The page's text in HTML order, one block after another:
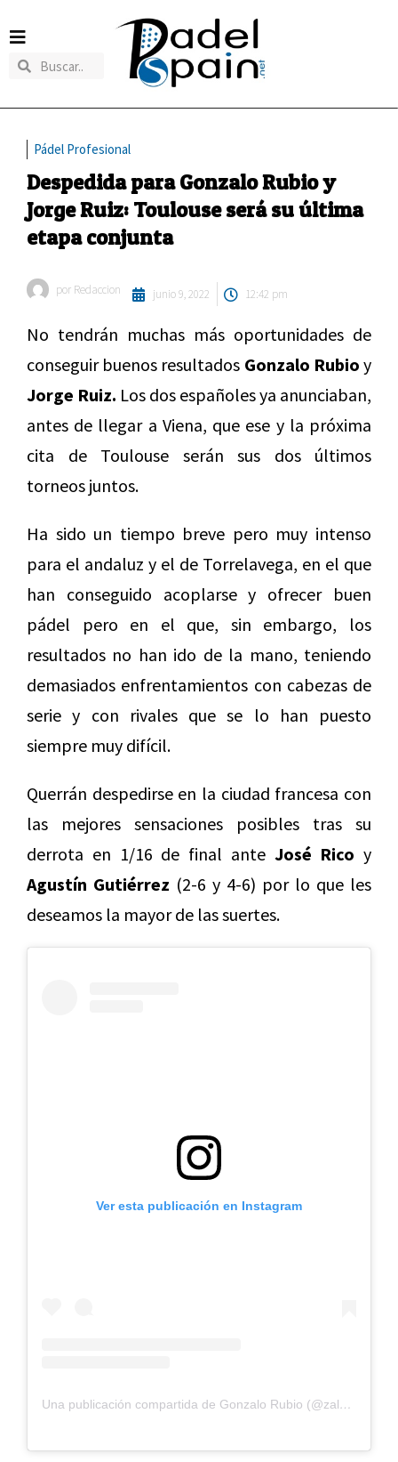
Pádel Profesional
Despedida para Gonzalo Rubio y
Jorge Ruiz: Toulouse será su última
etapa conjunta
por Redaccion junio 9, 2022 12:42 pm
No tendrán muchas más oportunidades de
conseguir buenos resultados Gonzalo Rubio y
Jorge Ruiz. Los dos españoles ya anunciaban,
antes de llegar a Viena, que ese y la próxima
cita de Toulouse serán sus dos últimos
torneos juntos.
Ha sido un tiempo breve pero muy intenso
para el andaluz y el de Torrelavega, en el que
han conseguido acoplarse y ofrecer buen
pádel pero en el que, sin embargo, los
resultados no han ido de la mano, teniendo
demasiados enfrentamientos con cabezas de
serie y con rivales que se lo han puesto
siempre muy difícil.
Querrán despedirse en la ciudad francesa con
las mejores sensaciones posibles tras su
derrota en 1/16 de final ante José Rico y
Agustín Gutiérrez (2-6 y 4-6) por lo que les
deseamos la mayor de las suertes.
Ver esta publicación en Instagram
Una publicación compartida de Gonzalo Rubio (@zalorubio)